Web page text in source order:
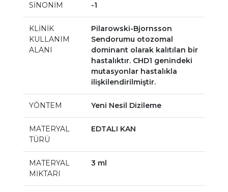
SİNONİM -1
KLİNİK
KULLANIM
ALANI
Pilarowski-Bjornsson
Sendorumu otozomal
dominant olarak kalıtılan bir
hastalıktır. CHD1 genindeki
mutasyonlar hastalıkla
ilişkilendirilmiştir.
YÖNTEM Yeni Nesil Dizileme
MATERYAL
TÜRÜ
EDTALI KAN
MATERYAL
MİKTARI
3 ml